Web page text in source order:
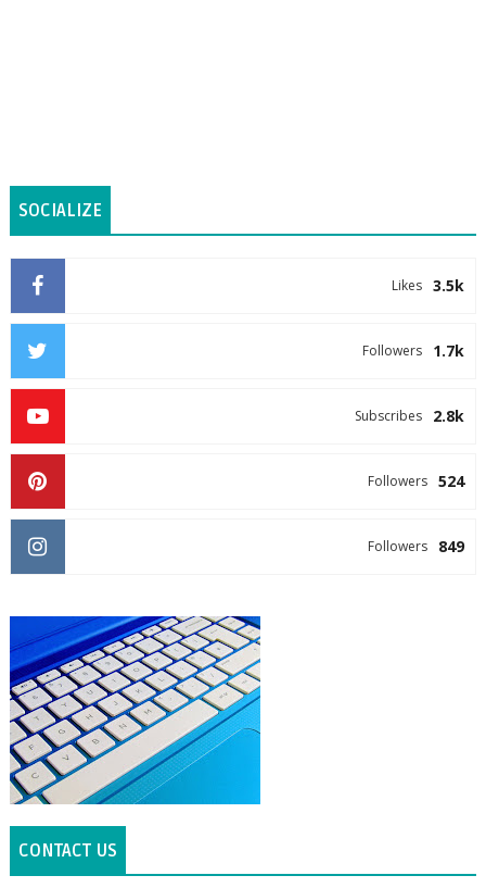
SOCIALIZE
3.5k
Likes
1.7k
Followers
2.8k
Subscribes
524
Followers
849
Followers
CONTACT US